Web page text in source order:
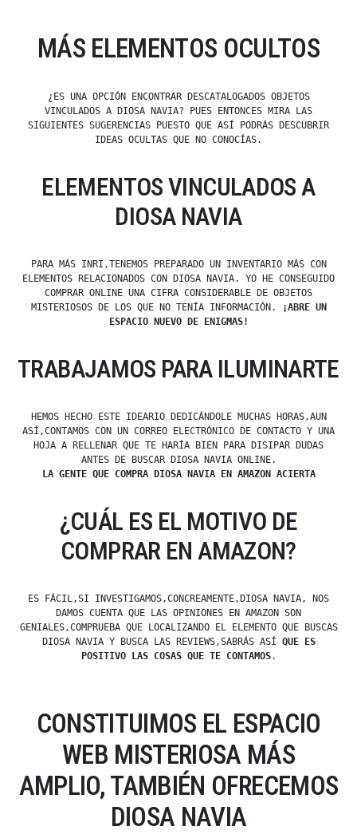
MÁS ELEMENTOS OCULTOS
¿ES UNA OPCIÓN ENCONTRAR DESCATALOGADOS OBJETOS
VINCULADOS A DIOSA NAVIA? PUES ENTONCES MIRA LAS
SIGUIENTES SUGERENCIAS PUESTO QUE ASÍ PODRÁS DESCUBRIR
IDEAS OCULTAS QUE NO CONOCÍAS.
ELEMENTOS VINCULADOS A
DIOSA NAVIA
PARA MÁS INRI,TENEMOS PREPARADO UN INVENTARIO MÁS CON
ELEMENTOS RELACIONADOS CON DIOSA NAVIA. YO HE CONSEGUIDO
COMPRAR ONLINE UNA CIFRA CONSIDERABLE DE OBJETOS
MISTERIOSOS DE LOS QUE NO TENÍA INFORMACIÓN.
¡ABRE UN
ESPACIO NUEVO DE ENIGMAS!
TRABAJAMOS PARA ILUMINARTE
HEMOS HECHO ESTE IDEARIO DEDICÁNDOLE MUCHAS HORAS,AUN
ASÍ,CONTAMOS CON UN CORREO ELECTRÓNICO DE CONTACTO Y UNA
HOJA A RELLENAR QUE TE HARÍA BIEN PARA DISIPAR DUDAS
ANTES DE BUSCAR DIOSA NAVIA ONLINE.
LA GENTE QUE COMPRA DIOSA NAVIA EN AMAZON ACIERTA
¿CUÁL ES EL MOTIVO DE
COMPRAR EN AMAZON?
ES FÁCIL,SI INVESTIGAMOS,CONCREAMENTE,DIOSA NAVIA, NOS
DAMOS CUENTA QUE LAS OPINIONES EN AMAZON SON
GENIALES,COMPRUEBA QUE LOCALIZANDO EL ELEMENTO QUE BUSCAS
DIOSA NAVIA Y BUSCA LAS REVIEWS,SABRÁS ASÍ QUE ES
POSITIVO LAS COSAS QUE TE CONTAMOS.
CONSTITUIMOS EL ESPACIO
WEB MISTERIOSA MÁS
AMPLIO, TAMBIÉN OFRECEMOS
DIOSA NAVIA